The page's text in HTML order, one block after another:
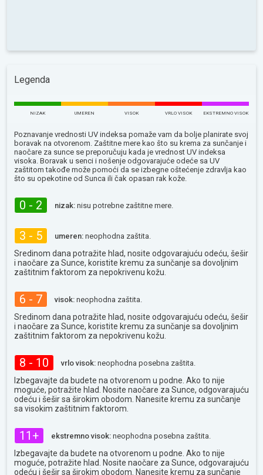
Legenda
NIZAK UMEREN VISOK VRLO VISOK EKSTREMNO VISOK
Poznavanje vrednosti UV indeksa pomaže vam da bolje planirate svoj
boravak na otvorenom. Zaštitne mere kao što su krema za sunčanje i
naočare za sunce se preporučuju kada je vrednost UV indeksa
visoka. Boravak u senci i nošenje odgovarajuće odeće sa UV
zaštitom takođe može pomoći da se izbegne oštećenje zdravlja kao
što su opekotine od Sunca ili čak opasan rak kože.
0 - 2 nizak: nisu potrebne zaštitne mere.
3 - 5 umeren: neophodna zaštita.
Sredinom dana potražite hlad, nosite odgovarajuću odeću, šešir
i naočare za Sunce, koristite kremu za sunčanje sa dovoljnim
zaštitnim faktorom za nepokrivenu kožu.
6 - 7 visok: neophodna zaštita.
Sredinom dana potražite hlad, nosite odgovarajuću odeću, šešir
i naočare za Sunce, koristite kremu za sunčanje sa dovoljnim
zaštitnim faktorom za nepokrivenu kožu.
8 - 10 vrlo visok: neophodna posebna zaštita.
Izbegavajte da budete na otvorenom u podne. Ako to nije
moguće, potražite hlad. Nosite naočare za Sunce, odgovarajuću
odeću i šešir sa širokim obodom. Nanesite kremu za sunčanje
sa visokim zaštitnim faktorom.
11+ ekstremno visok: neophodna posebna zaštita.
Izbegavajte da budete na otvorenom u podne. Ako to nije
moguće, potražite hlad. Nosite naočare za Sunce, odgovarajuću
odeću i šešir sa širokim obodom. Nanesite kremu za sunčanje